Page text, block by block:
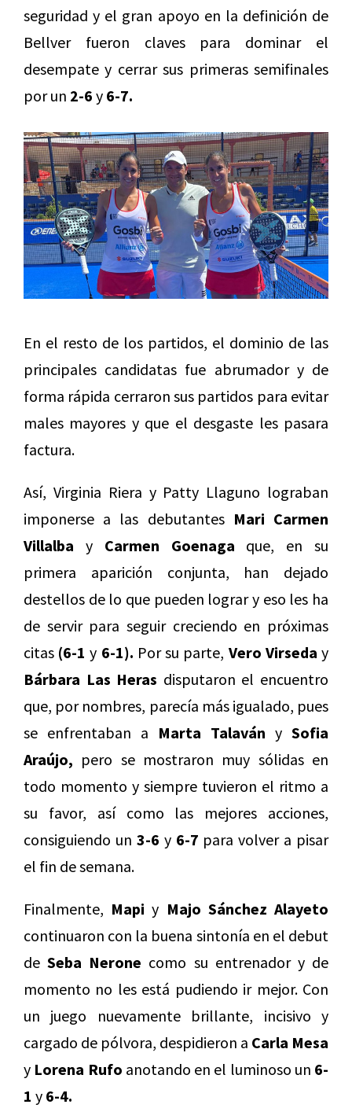
seguridad y el gran apoyo en la definición de
Bellver fueron claves para dominar el
desempate y cerrar sus primeras semifinales
por un 2-6 y 6-7.
En el resto de los partidos, el dominio de las
principales candidatas fue abrumador y de
forma rápida cerraron sus partidos para evitar
males mayores y que el desgaste les pasara
factura.
Así, Virginia Riera y Patty Llaguno lograban
imponerse a las debutantes Mari Carmen
Villalba y Carmen Goenaga que, en su
primera aparición conjunta, han dejado
destellos de lo que pueden lograr y eso les ha
de servir para seguir creciendo en próximas
citas (6-1 y 6-1). Por su parte, Vero Virseda y
Bárbara Las Heras disputaron el encuentro
que, por nombres, parecía más igualado, pues
se enfrentaban a Marta Talaván y Sofia
Araújo, pero se mostraron muy sólidas en
todo momento y siempre tuvieron el ritmo a
su favor, así como las mejores acciones,
consiguiendo un 3-6 y 6-7 para volver a pisar
el fin de semana.
Finalmente, Mapi y Majo Sánchez Alayeto
continuaron con la buena sintonía en el debut
deSeba Nerone como su entrenador y de
momento no les está pudiendo ir mejor. Con
un juego nuevamente brillante, incisivo y
cargado de pólvora, despidieron a Carla Mesa
y Lorena Rufo anotando en el luminoso un 6-
1 y 6-4.